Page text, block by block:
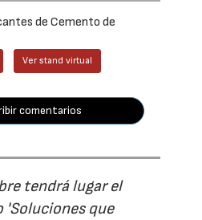
de Cemento de
Ver stand virtual
comentarios
tendrá lugar el
'Soluciones que